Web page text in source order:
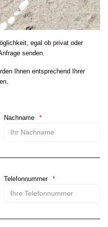
egal ob privat oder
senden.
Ihnen entsprechend Ihrer
Nachname
Telefonnummer